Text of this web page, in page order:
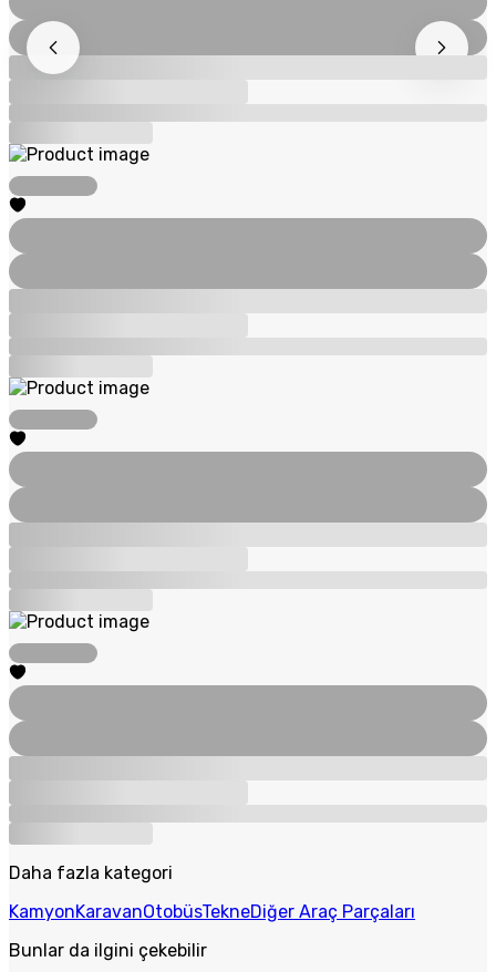
Daha fazla kategori
KamyonKaravanOtobüsTekneDiğer Araç Parçaları
Bunlar da ilgini çekebilir